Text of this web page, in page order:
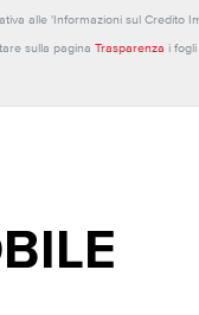
alle 'Informazioni sul
sulla pagina Trasparenza i